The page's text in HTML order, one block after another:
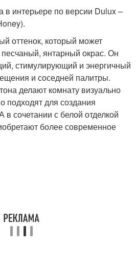
в интерьере по версии Dulux –
оттенок, который может
янтарный окрас. Он
стимулирующий и энергичный
и соседней палитры.
делают комнату визуально
подходят для создания
в сочетании с белой отделкой
более современное